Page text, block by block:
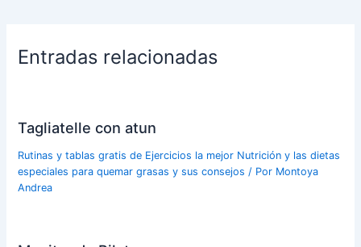
Entradas relacionadas
Tagliatelle con atun
Rutinas y tablas gratis de Ejercicios la mejor Nutrición y las dietas
especiales para quemar grasas y sus consejos / Por Montoya
Andrea